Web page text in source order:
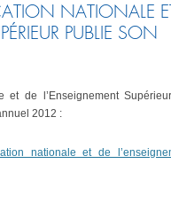
NATIONALE
PUBLIE SON
et de l’Enseignement
2012 :
nationale et de